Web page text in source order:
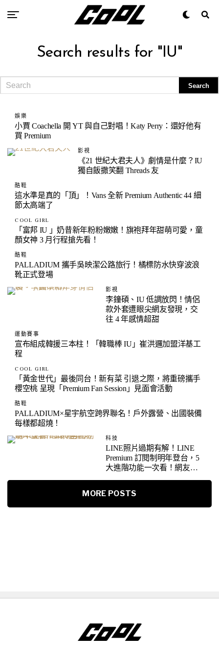
Search results for "IU"
娛樂
小賈 Coachella 開 YT 與自己對唱！Katy Perry：還好他有
買 Premium
影視
《21 世紀大君夫人》劇情是什麼？IU
獨自飯撒笑翻 Threads 友
酷鞋
這水準是真的「頂」！Vans 全新 Premium Authentic 44 細
節太高端了
COOL GIRL
「富邦 IU 」奶昔新年粉粉嫩嫩！旗袍拜年甜萌可愛，童
顏女神 3 月行程搶先看！
酷鞋
PALLADIUM 攜手吳映潔公路旅行！橘標防水快穿波浪
靴正式登場
影視
李鐘碩、IU 低調放閃！情侶
款外套遭眼尖網友發現，交
往 4 年感情超甜
運動賽事
宣布組成韓援三本柱！「韓職棒 IU」崔洪邏加盟洋基工
程
COOL GIRL
「黃金世代」最後同台！新有菜 引退之際，將重磅攜手
櫻空桃 呈現「Premium Fan Session」見面會活動
酷鞋
PALLADIUM×星宇航空跨界聯名！戶外露營、出國裝備
每樣都超燒！
科技
LINE照片過期有解！LINE
Premium 訂閱制明年登台，5
大進階功能一次看！網友反
MORE POSTS